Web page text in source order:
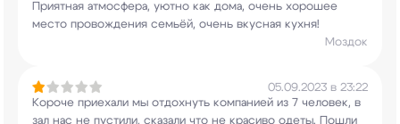
Приятная атмосфера, уютно как дома, очень хорошее
место провождения семьёй, очень вкусная кухня!
Моздок
05.09.2023 в 23:22
Короче приехали мы отдохнуть компанией из 7 человек, в
зал нас не пустили, сказали что не красиво одеты. Пошли